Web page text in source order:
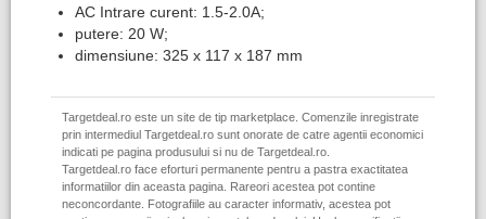
AC Intrare curent: 1.5-2.0A;
putere: 20 W;
dimensiune: 325 x 117 x 187 mm
Targetdeal.ro este un site de tip marketplace. Comenzile inregistrate
prin intermediul Targetdeal.ro sunt onorate de catre agentii economici
indicati pe pagina produsului si nu de Targetdeal.ro.
Targetdeal.ro face eforturi permanente pentru a pastra exactitatea
informatiilor din aceasta pagina. Rareori acestea pot contine
neconcordante. Fotografiile au caracter informativ, acestea pot